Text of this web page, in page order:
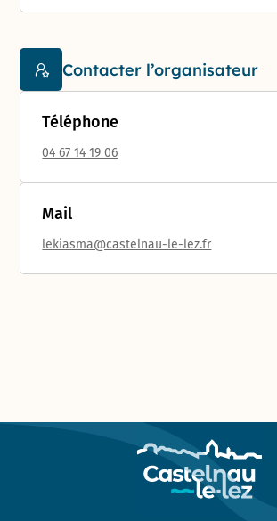
Contacter l’organisateur
Téléphone
04 67 14 19 06
Mail
lekiasma@castelnau-le-lez.fr